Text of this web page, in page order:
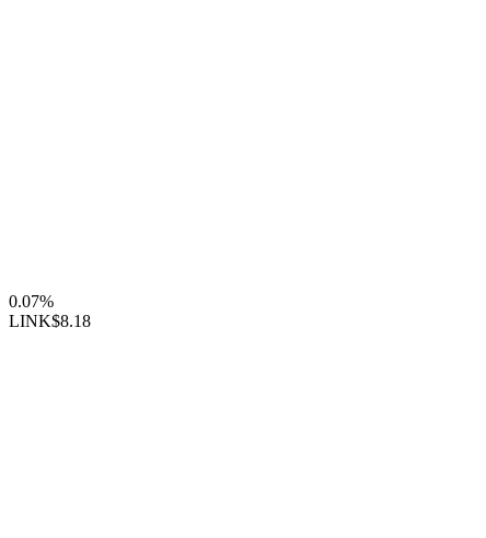
0.07%
LINK$8.18